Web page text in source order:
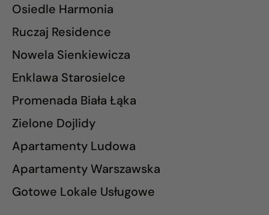
Osiedle Harmonia
Ruczaj Residence
Nowela Sienkiewicza
Enklawa Starosielce
Promenada Biała Łąka
Zielone Dojlidy
Apartamenty Ludowa
Apartamenty Warszawska
Gotowe Lokale Usługowe